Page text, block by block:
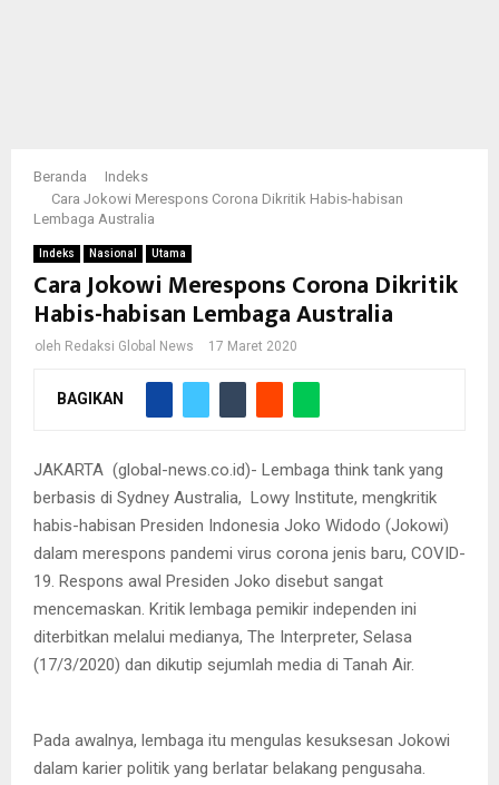
Beranda
Indeks
Cara Jokowi Merespons Corona Dikritik Habis-habisan
Lembaga Australia
Indeks Nasional Utama
Cara Jokowi Merespons Corona Dikritik
Habis-habisan Lembaga Australia
oleh Redaksi Global News 17 Maret 2020
BAGIKAN
JAKARTA (global-news.co.id)- Lembaga think tank yang
berbasis di Sydney Australia, Lowy Institute, mengkritik
habis-habisan Presiden Indonesia Joko Widodo (Jokowi)
dalam merespons pandemi virus corona jenis baru, COVID-
19. Respons awal Presiden Joko disebut sangat
mencemaskan. Kritik lembaga pemikir independen ini
diterbitkan melalui medianya, The Interpreter, Selasa
(17/3/2020) dan dikutip sejumlah media di Tanah Air.
Pada awalnya, lembaga itu mengulas kesuksesan Jokowi
dalam karier politik yang berlatar belakang pengusaha.